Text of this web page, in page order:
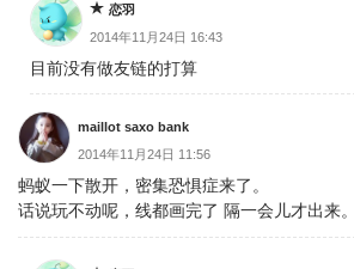
恋羽
2014年11月24日 16:43
目前没有做友链的打算
maillot saxo bank
2014年11月24日 11:56
蚂蚁一下散开，密集恐惧症来了。
话说玩不动呢，线都画完了 隔一会儿才出来。